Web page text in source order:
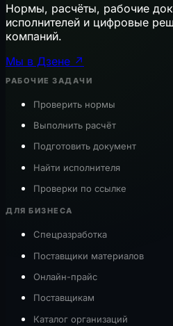
Нормы, расчёты, рабочие
исполнителей и цифровые
компаний.
Мы в Дзене ↗
РАБОЧИЕ ЗАДАЧИ
Проверить нормы
Выполнить расчёт
Подготовить документ
Найти исполнителя
Проверки по ссылке
ДЛЯ БИЗНЕСА
Спецразработка
Поставщики материалов
Онлайн-прайс
Поставщикам
Каталог организаций